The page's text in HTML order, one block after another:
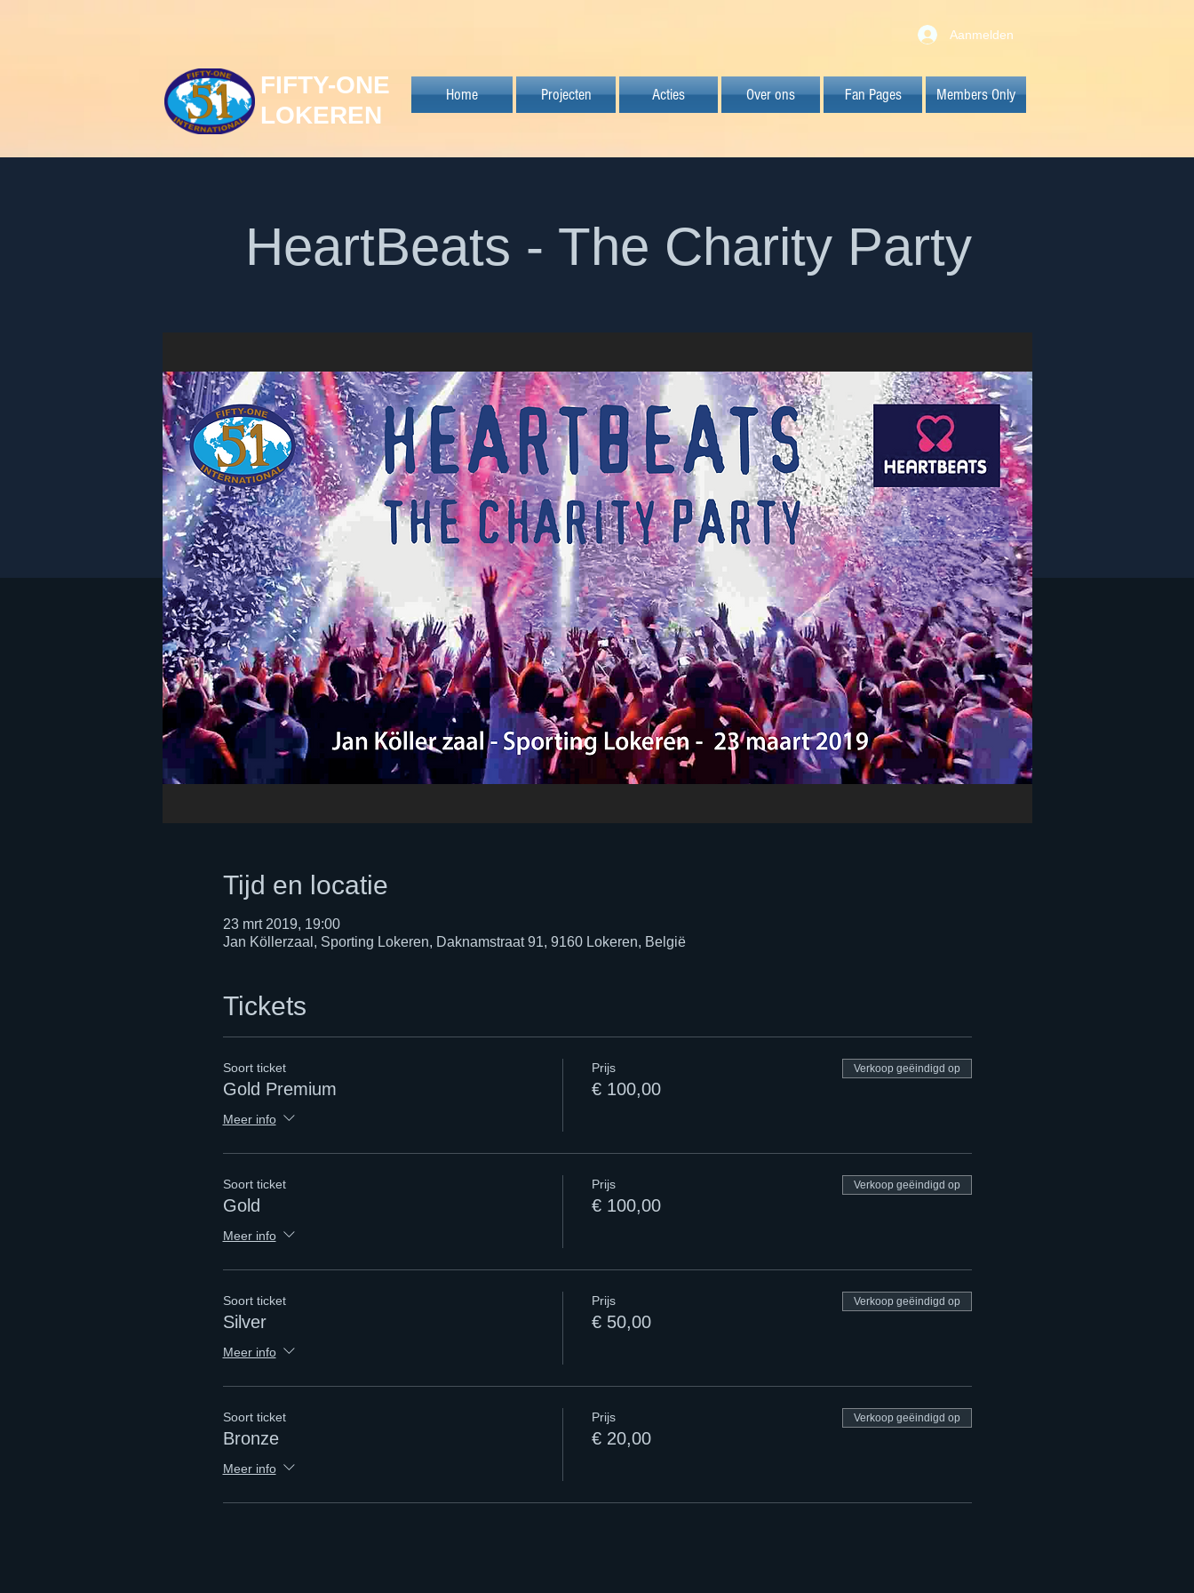
Aanmelden
FIFTY-ONE
LOKEREN
Home Projecten Acties Over ons Fan Pages Members Only
HeartBeats - The Charity Party
Tijd en locatie
23 mrt 2019, 19:00
Jan Köllerzaal, Sporting Lokeren, Daknamstraat 91, 9160 Lokeren, België
Tickets
Soort ticket
Gold Premium
Meer info
Prijs
€ 100,00
Verkoop geëindigd op
Soort ticket
Gold
Meer info
Prijs
€ 100,00
Verkoop geëindigd op
Soort ticket
Silver
Meer info
Prijs
€ 50,00
Verkoop geëindigd op
Soort ticket
Bronze
Meer info
Prijs
€ 20,00
Verkoop geëindigd op